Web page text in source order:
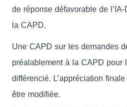
de réponse défavorable de
la CAPD.
Une CAPD sur les demandes
préalablement à la CAPD pour
différencié. L’appréciation
être modifiée.